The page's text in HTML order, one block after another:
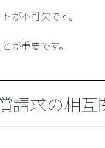
が不可欠です。
が重要です。
請求の相互